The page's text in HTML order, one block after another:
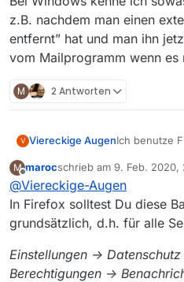
z.B. nachdem man einen
entfernt” hat und man ihn
vom Mailprogramm wenn es
M 2 Antworten
V Viereckige AugenIch benutze
Nachrichten,
Taskleiste
Bei
M
Offline
marocschrieb am 9. Feb. 2020,
zuletzt editiert von maroc
@Viereckige-Augen
In Firefox solltest Du diese
grundsätzlich, d.h. für alle
Einstellungen ->
Berechtigungen ->